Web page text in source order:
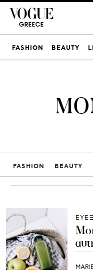
FASHION BEAUTY
FASHION BEAUTY